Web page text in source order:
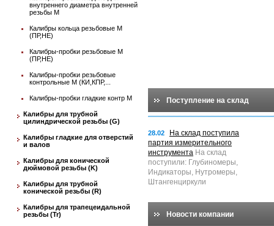
внутреннего диаметра внутренней
резьбы М
Калибры кольца резьбовые М
(ПР,НЕ)
Калибры-пробки резьбовые М
(ПР,НЕ)
Калибры-пробки резьбовые
контрольные М (КИ,КПР,...
Калибры-пробки гладкие контр М
Калибры для трубной
цилиндрической резьбы (G)
Калибры гладкие для отверстий
и валов
Калибры для конической
дюймовой резьбы (K)
Калибры для трубной
конической резьбы (R)
Калибры для трапецеидальной
резьбы (Tr)
Поступление на склад
28.02
На склад поступила
партия измерительного
инструмента На склад
поступили: Глубиномеры,
Индикаторы, Нутромеры,
Штангенциркули
Новости компании